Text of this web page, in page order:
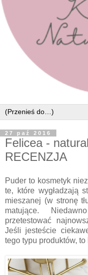
27 paź 2016
Felicea -
RECENZJA
Puder to kosmetyk
te, które wygładzają
mieszanej (w stronę
matujące.
przetestować
Jeśli jesteście
tego typu produktów,